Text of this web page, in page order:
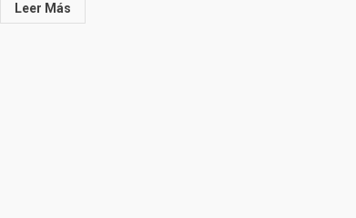
Leer Más